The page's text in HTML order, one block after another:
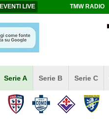
EVENTI LIVE TMW RADIO
Serie A Serie B Serie C